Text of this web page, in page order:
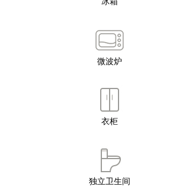
微波炉
衣柜
独立卫生间